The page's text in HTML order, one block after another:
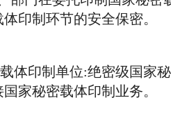
印制环节的安全保密。
体印制单位:绝密级国家
家秘密载体印制业务。